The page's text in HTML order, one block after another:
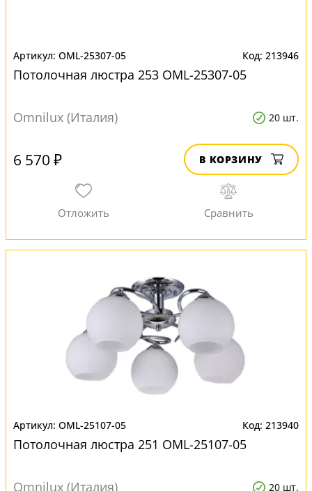
OML-25307-05 213946
Потолочная люстра 253 OML-25307-05
Omnilux (Италия) 20 шт.
6 570 ₽ В КОРЗИНУ
OML-25107-05 213940
Потолочная люстра 251 OML-25107-05
Omnilux (Италия) 20 шт.